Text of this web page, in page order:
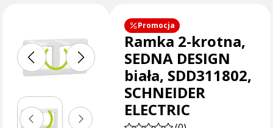
Promocja
Ramka 2-krotna,
SEDNA DESIGN
biała, SDD311802,
SCHNEIDER
ELECTRIC